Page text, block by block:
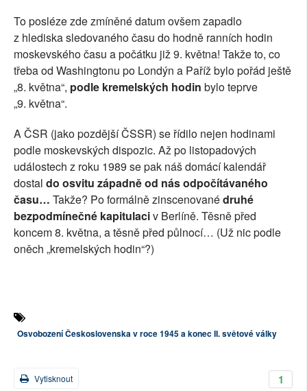
To posléze zde zmíněné datum ovšem zapadlo
z hlediska sledovaného času do hodně ranních hodin
moskevského času a počátku již 9. května! Takže to, co
třeba od Washingtonu po Londýn a Paříž bylo pořád ještě
„8. května“, podle kremelských hodin bylo teprve
„9. května“.
A ČSR (jako pozdější ČSSR) se řídilo nejen hodinami
podle moskevských dispozic. Až po listopadových
událostech z roku 1989 se pak náš domácí kalendář
dostal do osvitu západně od nás odpočítávaného
času… Takže? Po formálně zinscenovanédruhé
bezpodmínečné kapitulaciv Berlíně. Těsně před
koncem 8. května, a těsně před půlnocí… (Už nic podle
oněch „kremelských hodin“?)
Osvobození Československa v roce 1945 a konec II. světové války
1
Vytisknout